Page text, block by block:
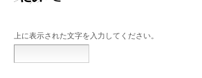
上に表示された文字を入力してください。